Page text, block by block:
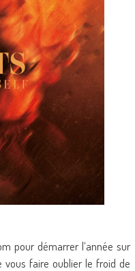
pour démarrer l’année sur
vous faire oublier le froid de